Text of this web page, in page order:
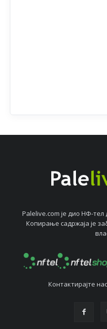
Palelive.com јe дио НФ-
Копирањe садржаја јe
Контактирајтe